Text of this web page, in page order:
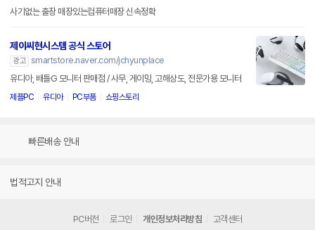
사기없는 출장 매장있는컴퓨터매장 신속정확
제이씨현시스템 공식 스토어
광고 smartstore.naver.com/jchyunplace
유디아, 배틀G 모니터 판매점 / 사무, 게이밍, 고해상도, 전문가용 모니터
제플PC 유디아 PC부품 쇼핑스토리
빠른배송 안내
법적고지 안내
PC버전 로그인 개인정보처리방침 고객센터